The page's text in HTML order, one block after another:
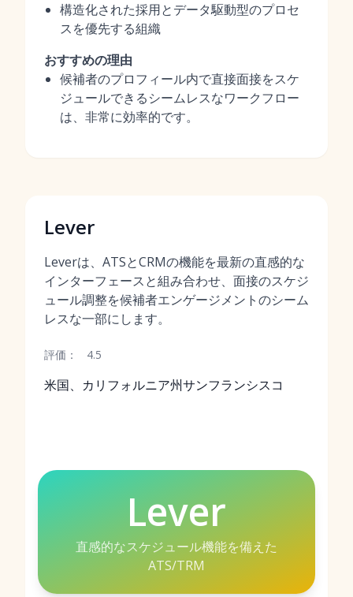
構造化された採用とデータ駆動型のプロセ
スを優先する組織
おすすめの理由
候補者のプロフィール内で直接面接をスケ
ジュールできるシームレスなワークフロー
は、非常に効率的です。
Lever
Leverは、ATSとCRMの機能を最新の直感的な
インターフェースと組み合わせ、面接のスケジ
ュール調整を候補者エンゲージメントのシーム
レスな一部にします。
評価： 4.5
米国、カリフォルニア州サンフランシスコ
Lever
直感的なスケジュール機能を備えた
ATS/TRM